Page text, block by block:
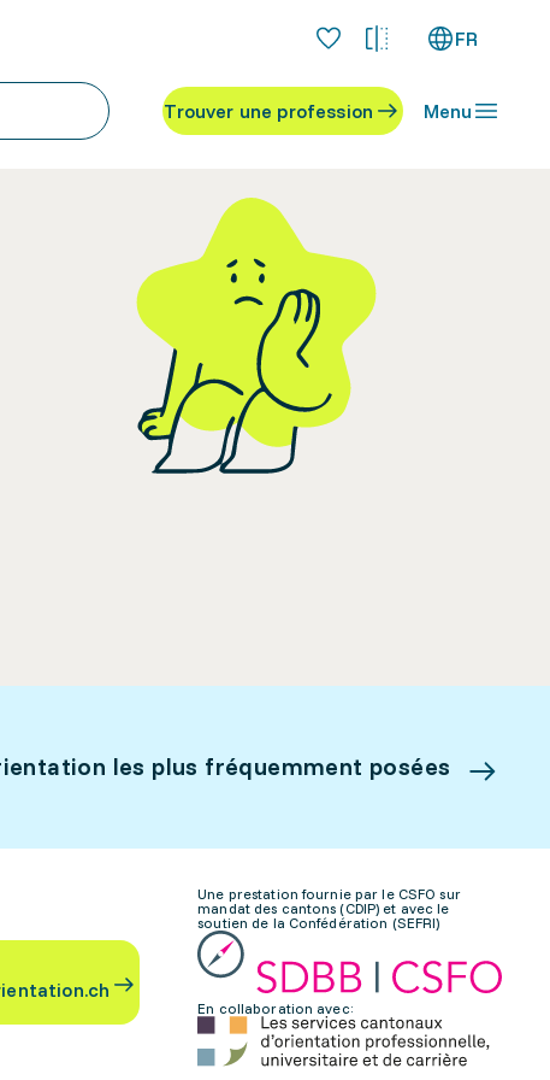
FR
Trouver une profession Menu
les plus fréquemment posées
Une prestation fournie par le CSFO sur
mandat des cantons (CDIP) et avec le
soutien de la Confédération (SEFRI)
En collaboration avec: